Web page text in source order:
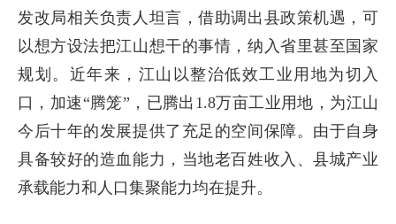
发改局相关负责人坦言，借助调出县政策机遇，可
以想方设法把江山想干的事情，纳入省里甚至国家
规划。近年来，江山以整治低效工业用地为切入
口，加速“腾笼”，已腾出1.8万亩工业用地，为江山
今后十年的发展提供了充足的空间保障。由于自身
具备较好的造血能力，当地老百姓收入、县城产业
承载能力和人口集聚能力均在提升。